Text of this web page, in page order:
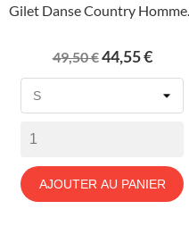
Gilet Danse Country Homme...
Prix
de
49,50 €Prix
44,55 €
AJOUTER AU PANIER